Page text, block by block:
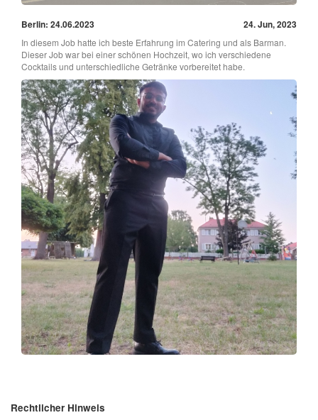
Berlin: 24.06.2023 24. Jun, 2023
In diesem Job hatte ich beste Erfahrung im Catering und als Barman.
Dieser Job war bei einer schönen Hochzeit, wo ich verschiedene
Cocktails und unterschiedliche Getränke vorbereitet habe.
Rechtlicher Hinweis